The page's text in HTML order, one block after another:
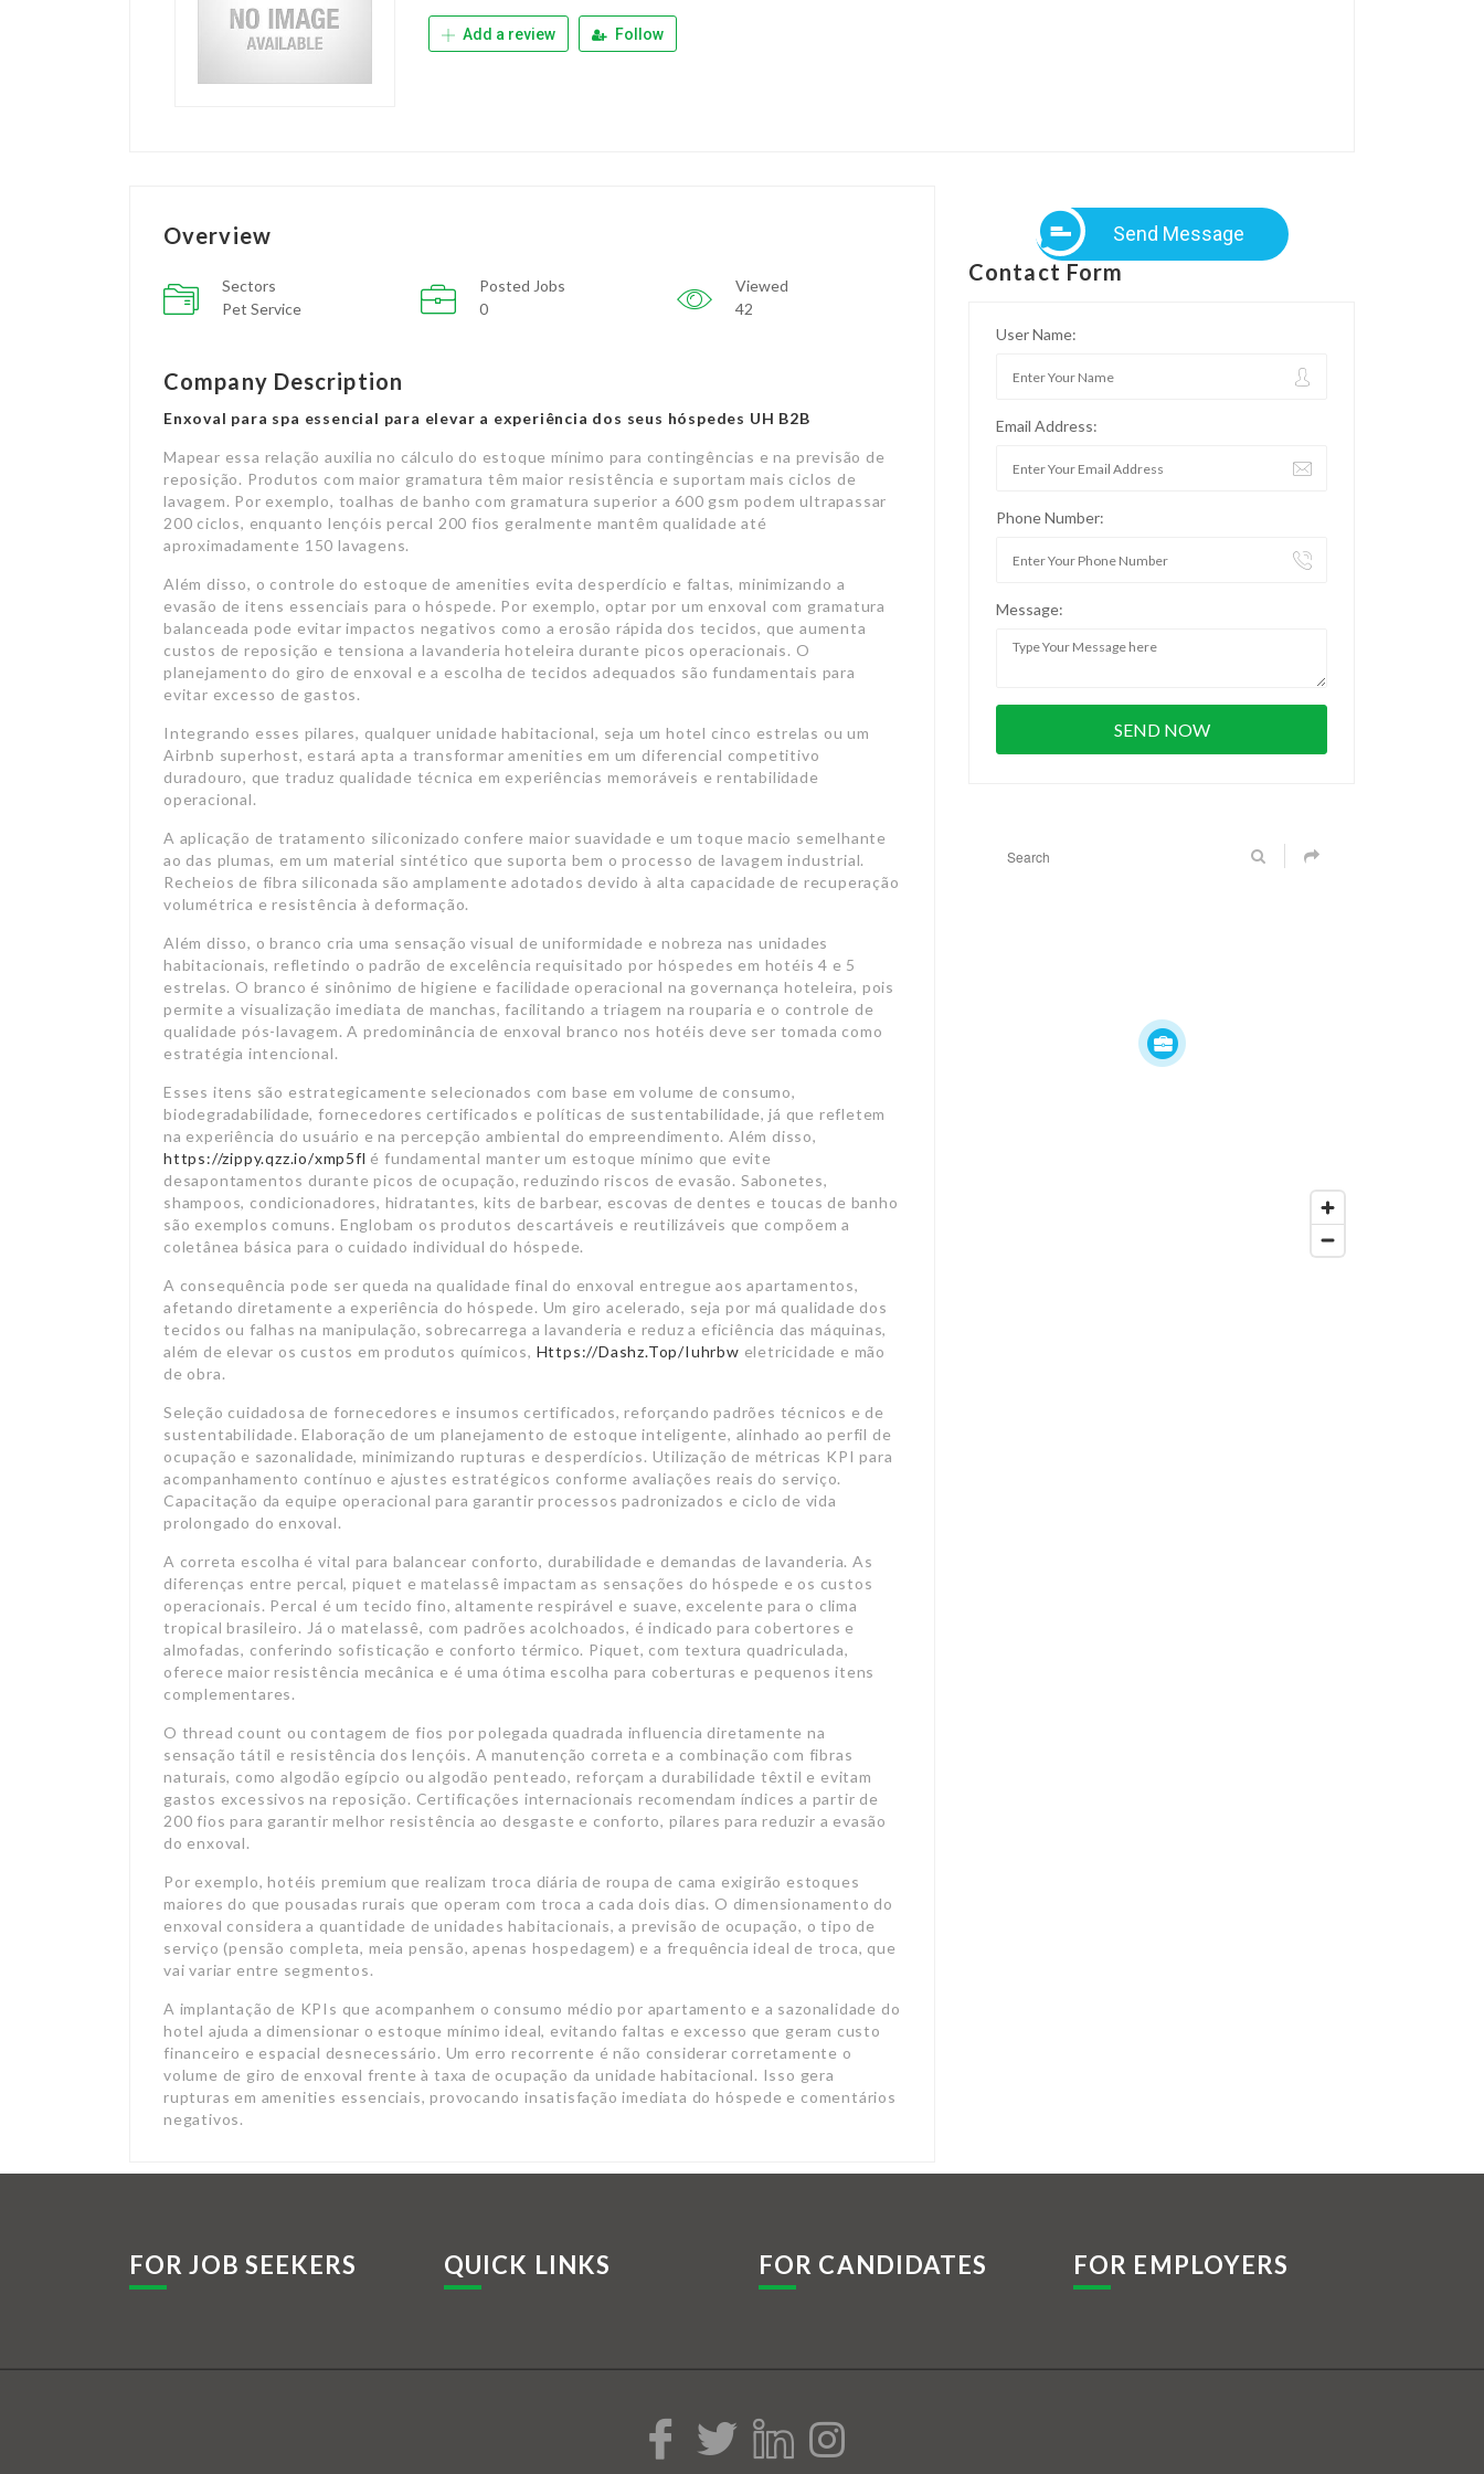
Add a review Follow
Overview
Sectors
Pet Service
Posted Jobs
0
Viewed
42
Company Description
Enxoval para spa essencial para elevar a experiência dos seus hóspedes UH B2B
Mapear essa relação auxilia no cálculo do estoque mínimo para contingências e na previsão de
reposição. Produtos com maior gramatura têm maior resistência e suportam mais ciclos de
lavagem. Por exemplo, toalhas de banho com gramatura superior a 600 gsm podem ultrapassar
200 ciclos, enquanto lençóis percal 200 fios geralmente mantêm qualidade até
aproximadamente 150 lavagens.
Além disso, o controle do estoque de amenities evita desperdício e faltas, minimizando a
evasão de itens essenciais para o hóspede. Por exemplo, optar por um enxoval com gramatura
balanceada pode evitar impactos negativos como a erosão rápida dos tecidos, que aumenta
custos de reposição e tensiona a lavanderia hoteleira durante picos operacionais. O
planejamento do giro de enxoval e a escolha de tecidos adequados são fundamentais para
evitar excesso de gastos.
Integrando esses pilares, qualquer unidade habitacional, seja um hotel cinco estrelas ou um
Airbnb superhost, estará apta a transformar amenities em um diferencial competitivo
duradouro, que traduz qualidade técnica em experiências memoráveis e rentabilidade
operacional.
A aplicação de tratamento siliconizado confere maior suavidade e um toque macio semelhante
ao das plumas, em um material sintético que suporta bem o processo de lavagem industrial.
Recheios de fibra siliconada são amplamente adotados devido à alta capacidade de recuperação
volumétrica e resistência à deformação.
Além disso, o branco cria uma sensação visual de uniformidade e nobreza nas unidades
habitacionais, refletindo o padrão de excelência requisitado por hóspedes em hotéis 4 e 5
estrelas. O branco é sinônimo de higiene e facilidade operacional na governança hoteleira, pois
permite a visualização imediata de manchas, facilitando a triagem na rouparia e o controle de
qualidade pós-lavagem. A predominância de enxoval branco nos hotéis deve ser tomada como
estratégia intencional.
Esses itens são estrategicamente selecionados com base em volume de consumo,
biodegradabilidade, fornecedores certificados e políticas de sustentabilidade, já que refletem
na experiência do usuário e na percepção ambiental do empreendimento. Além disso,
https://zippy.qzz.io/xmp5fl é fundamental manter um estoque mínimo que evite
desapontamentos durante picos de ocupação, reduzindo riscos de evasão. Sabonetes,
shampoos, condicionadores, hidratantes, kits de barbear, escovas de dentes e toucas de banho
são exemplos comuns. Englobam os produtos descartáveis e reutilizáveis que compõem a
coletânea básica para o cuidado individual do hóspede.
A consequência pode ser queda na qualidade final do enxoval entregue aos apartamentos,
afetando diretamente a experiência do hóspede. Um giro acelerado, seja por má qualidade dos
tecidos ou falhas na manipulação, sobrecarrega a lavanderia e reduz a eficiência das máquinas,
além de elevar os custos em produtos químicos, Https://Dashz.Top/Iuhrbw eletricidade e mão
de obra.
Seleção cuidadosa de fornecedores e insumos certificados, reforçando padrões técnicos e de
sustentabilidade. Elaboração de um planejamento de estoque inteligente, alinhado ao perfil de
ocupação e sazonalidade, minimizando rupturas e desperdícios. Utilização de métricas KPI para
acompanhamento contínuo e ajustes estratégicos conforme avaliações reais do serviço.
Capacitação da equipe operacional para garantir processos padronizados e ciclo de vida
prolongado do enxoval.
A correta escolha é vital para balancear conforto, durabilidade e demandas de lavanderia. As
diferenças entre percal, piquet e matelassê impactam as sensações do hóspede e os custos
operacionais. Percal é um tecido fino, altamente respirável e suave, excelente para o clima
tropical brasileiro. Já o matelassê, com padrões acolchoados, é indicado para cobertores e
almofadas, conferindo sofisticação e conforto térmico. Piquet, com textura quadriculada,
oferece maior resistência mecânica e é uma ótima escolha para coberturas e pequenos itens
complementares.
O thread count ou contagem de fios por polegada quadrada influencia diretamente na
sensação tátil e resistência dos lençóis. A manutenção correta e a combinação com fibras
naturais, como algodão egípcio ou algodão penteado, reforçam a durabilidade têxtil e evitam
gastos excessivos na reposição. Certificações internacionais recomendam índices a partir de
200 fios para garantir melhor resistência ao desgaste e conforto, pilares para reduzir a evasão
do enxoval.
Por exemplo, hotéis premium que realizam troca diária de roupa de cama exigirão estoques
maiores do que pousadas rurais que operam com troca a cada dois dias. O dimensionamento do
enxoval considera a quantidade de unidades habitacionais, a previsão de ocupação, o tipo de
serviço (pensão completa, meia pensão, apenas hospedagem) e a frequência ideal de troca, que
vai variar entre segmentos.
A implantação de KPIs que acompanhem o consumo médio por apartamento e a sazonalidade do
hotel ajuda a dimensionar o estoque mínimo ideal, evitando faltas e excesso que geram custo
financeiro e espacial desnecessário. Um erro recorrente é não considerar corretamente o
volume de giro de enxoval frente à taxa de ocupação da unidade habitacional. Isso gera
rupturas em amenities essenciais, provocando insatisfação imediata do hóspede e comentários
negativos.
Send Message
Contact Form
User Name:
Email Address:
Phone Number:
Message:
FOR JOB SEEKERS QUICK LINKS FOR CANDIDATES FOR EMPLOYERS